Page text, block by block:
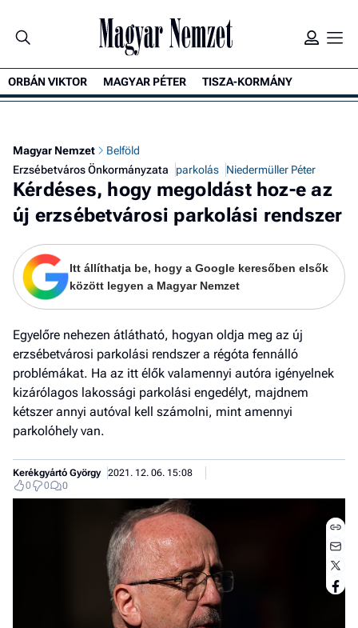
ORBÁN VIKTOR MAGYAR PÉTER TISZA-KORMÁNY
Magyar Nemzet
Belföld
Erzsébetváros Önkormányzata
parkolás Niedermüller Péter
Kérdéses, hogy megoldást hoz-e az
új erzsébetvárosi parkolási rendszer
Itt állíthatja be, hogy a Google keresőben elsők
között legyen a Magyar Nemzet
Egyelőre nehezen átlátható, hogyan oldja meg az új
erzsébetvárosi parkolási rendszer a régóta fennálló
problémákat. Ha az itt élők valamennyi autóra igényelnek
kizárólagos lakossági parkolási engedélyt, majdnem
kétszer annyi autóval kell számolni, mint amennyi
parkolóhely van.
Kerékgyártó György
2021. 12. 06. 15:08
0
0 0